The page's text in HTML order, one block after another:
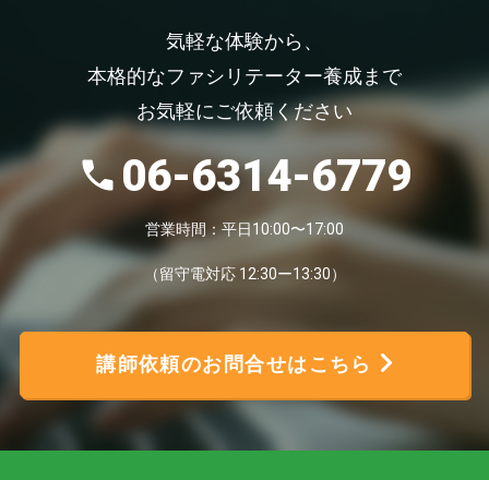
気軽な体験から、
本格的なファシリテーター養成まで
お気軽にご依頼ください
06-6314-6779
営業時間：平日10:00〜17:00
（留守電対応 12:30ー13:30）
講師依頼のお問合せはこちら